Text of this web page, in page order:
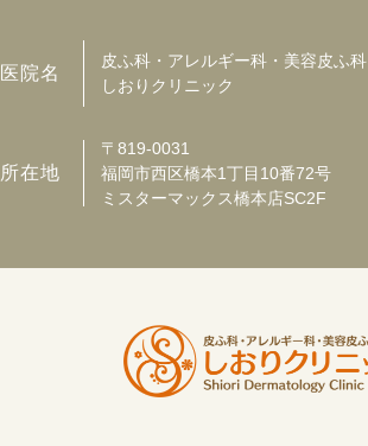
医院名
皮ふ科・アレルギー科・美容皮ふ科
しおりクリニック
所在地
〒819-0031
福岡市西区橋本1丁目10番72号
ミスターマックス橋本店SC2F